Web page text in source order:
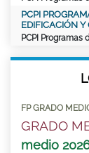
PCPI
EDIFICACIÓN Y
PCPI Programas
FP GRADO
GRADO
medio